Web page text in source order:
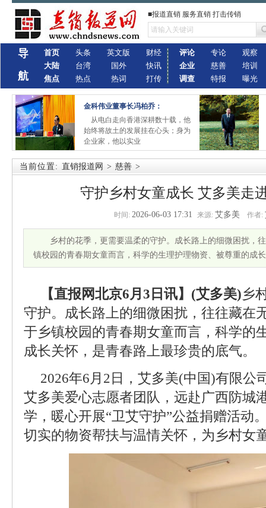
■报道直销 服务直销 打击传销
导
航
首页
大陆
焦点
头条
台湾
热点
英文版
国外
热词
财经
快讯
打传
评论
企业
调查
专论
慈善
特报
观察
培训
曝光
金科伟业董事长冯柏乔：
从电白走向香港深耕数十载，他
始终将故土的发展挂在心头；身为
企业家，他以实业
当前位置: 直销报道网 > 慈善 >
守护乡村女童成长 艾多美走
时间: 2026-06-03 17:31 来源: 艾多美 作者:
乡村的花季，更需要温柔的守护。成长路上的细微困扰，
镇校园的青春期女童而言，科学的生理护理物资、被尊重的成
【直报网北京6月3日讯】(艾多美)乡
守护。成长路上的细微困扰，往往藏在
于乡镇校园的青春期女童而言，科学的
成长关怀，是青春路上最珍贵的底气。
2026年6月2日，艾多美(中国)有限公
艾多美爱心志愿者团队，远赴广西防城
学，暖心开展“卫艾守护”公益捐赠活动
切实的物资帮扶与温情关怀，为乡村女